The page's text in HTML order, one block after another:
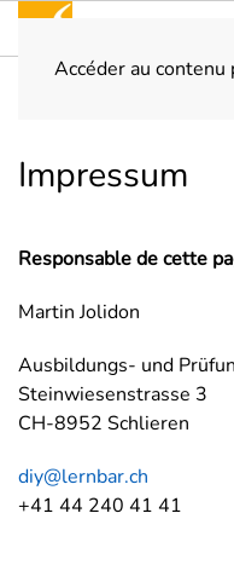
Accéder au contenu
Impressum
Responsable de cette
Martin Jolidon
Ausbildungs- und
Steinwiesenstrasse 3
CH-8952 Schlieren
diy@lernbar.ch
+41 44 240 41 41